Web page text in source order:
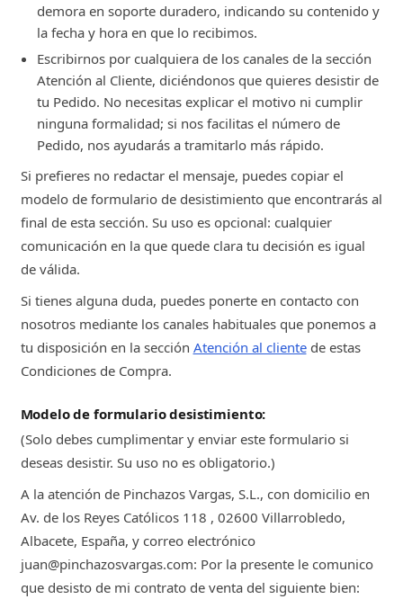
demora en soporte duradero, indicando su contenido y
la fecha y hora en que lo recibimos.
Escribirnos por cualquiera de los canales de la sección
Atención al Cliente, diciéndonos que quieres desistir de
tu Pedido. No necesitas explicar el motivo ni cumplir
ninguna formalidad; si nos facilitas el número de
Pedido, nos ayudarás a tramitarlo más rápido.
Si prefieres no redactar el mensaje, puedes copiar el
modelo de formulario de desistimiento que encontrarás al
final de esta sección. Su uso es opcional: cualquier
comunicación en la que quede clara tu decisión es igual
de válida.
Si tienes alguna duda, puedes ponerte en contacto con
nosotros mediante los canales habituales que ponemos a
tu disposición en la sección Atención al clientede estas
Condiciones de Compra.
Modelo de formulario desistimiento:
(Solo debes cumplimentar y enviar este formulario si
deseas desistir. Su uso no es obligatorio.)
A la atención de Pinchazos Vargas, S.L., con domicilio en
Av. de los Reyes Católicos 118 , 02600 Villarrobledo,
Albacete, España, y correo electrónico
juan@pinchazosvargas.com: Por la presente le comunico
que desisto de mi contrato de venta del siguiente bien: